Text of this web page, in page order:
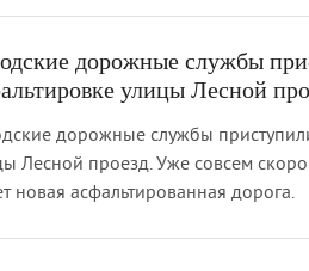
дорожные службы
улицы Лесной
дорожные службы
Лесной проезд. Уже совсем
новая асфальтированная дорога.